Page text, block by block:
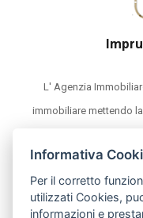
L' Agenzia
immobiliare mettendo
© |
Informativa
Per il corretto
utilizzati Cookies,
informazioni e